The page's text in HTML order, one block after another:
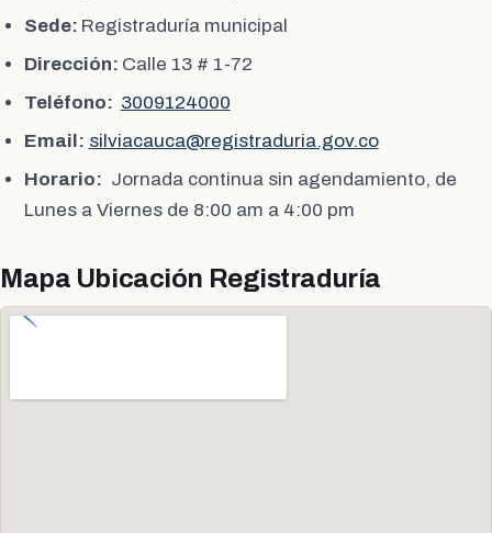
Sede: Registraduría municipal
Dirección: Calle 13 # 1-72
Teléfono: 3009124000
Email: silviacauca@registraduria.gov.co
Horario: Jornada continua sin agendamiento, de
Lunes a Viernes de 8:00 am a 4:00 pm
Mapa Ubicación Registraduría